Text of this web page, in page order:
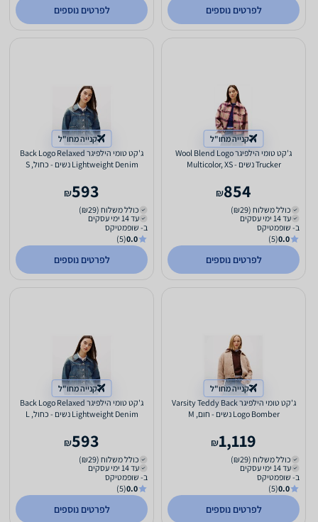
לפרטים נוספים לפרטים נוספים
קנייה מחו"ל
ג'קט טומי הילפיגר Wool Blend Logo
Trucker נשים - Multicolor, XS
854
₪
כולל משלוח (₪29)
עד 14 ימי עסקים
ב- שופמטיקס
0.0
(5)
לפרטים נוספים
קנייה מחו"ל
ג'קט טומי הילפיגר Back Logo Relaxed
Lightweight Denim נשים - כחול, S
593
₪
כולל משלוח (₪29)
עד 14 ימי עסקים
ב- שופמטיקס
0.0
(5)
לפרטים נוספים
קנייה מחו"ל
ג'קט טומי הילפיגר Varsity Teddy Back
Logo Bomber נשים - חום, M
1,119
₪
כולל משלוח (₪29)
עד 14 ימי עסקים
ב- שופמטיקס
0.0
(5)
לפרטים נוספים
קנייה מחו"ל
ג'קט טומי הילפיגר Back Logo Relaxed
Lightweight Denim נשים - כחול, L
593
₪
כולל משלוח (₪29)
עד 14 ימי עסקים
ב- שופמטיקס
0.0
(5)
לפרטים נוספים